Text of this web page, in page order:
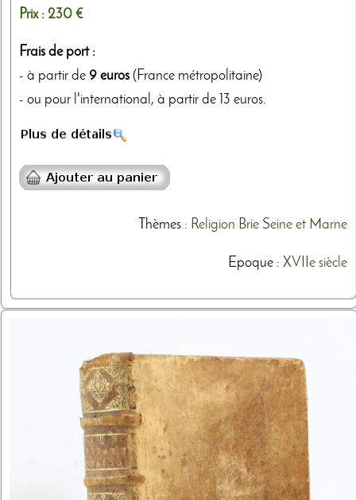
Prix : 230 €
Frais de port :
- à partir de 9 euros (France métropolitaine)
- ou pour l'international, à partir de 13 euros.
Thèmes: Religion Brie Seine et Marne
Epoque : XVIIe siècle